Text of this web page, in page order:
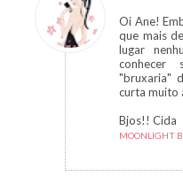
Oi Ane!
que mais
lugar
conhecer
"bruxaria"
curta muito
Bjos!! Cida
MOONLIGHT